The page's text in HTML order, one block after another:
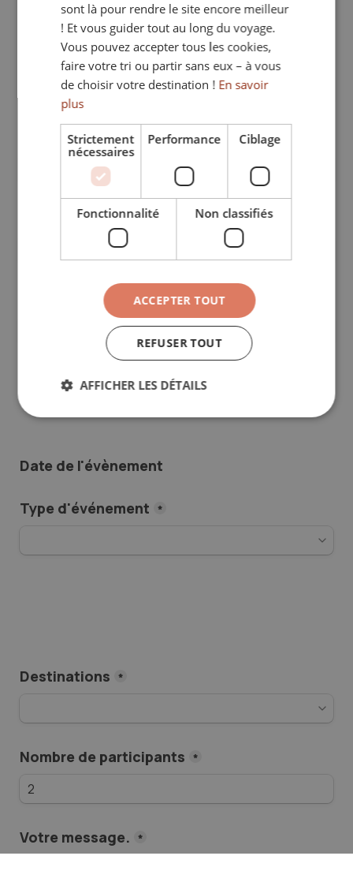
Téléphone *
Date de l'évènement
Type d'événement *
Destinations *
Nombre de participants *
Votre message. *
GERMAN
sont là pour rendre le site encore meilleur
! Et vous guider tout au long du voyage.
Vous pouvez accepter tous les cookies,
faire votre tri ou partir sans eux – à vous
de choisir votre destination ! En savoir
plus
Strictement
nécessaires
Performance Ciblage
Fonctionnalité Non classifiés
ACCEPTER TOUT
REFUSER TOUT
AFFICHER LES DÉTAILS